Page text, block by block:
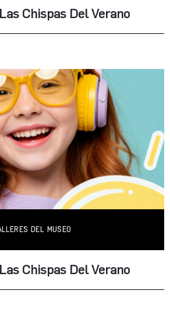
Chispas Del Verano
DEL MUSEO
Chispas Del Verano